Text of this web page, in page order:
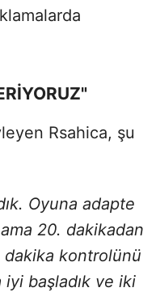
Rsahica, şu
Oyuna adapte
20. dakikadan
kontrolünü
başladık ve iki